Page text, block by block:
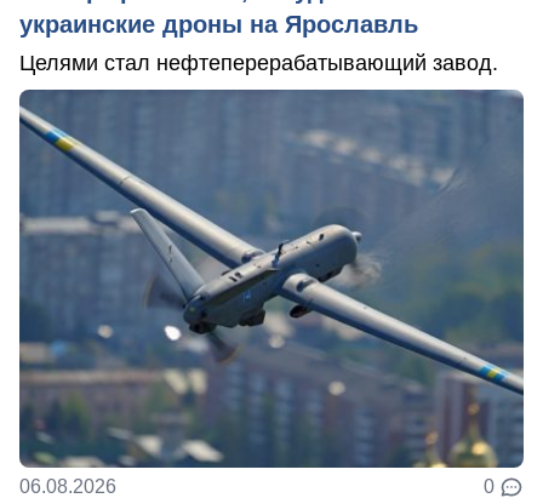
украинские дроны на Ярославль
Целями стал нефтеперерабатывающий завод.
06.08.2026 0